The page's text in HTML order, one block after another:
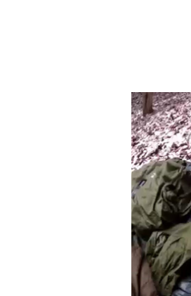
Video
prehrávač